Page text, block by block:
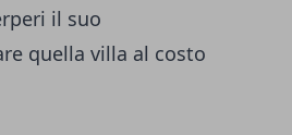
il suo
quella villa al costo